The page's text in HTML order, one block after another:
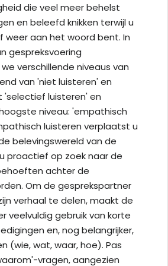
die veel meer behelst
en beleefd knikken terwijl u
weer aan het woord bent. In
gespreksvoering
verschillende niveaus van
van 'niet luisteren' en
'selectief luisteren' en
niveau: 'empathisch
luisteren verplaatst u
belevingswereld van de
proactief op zoek naar de
achter de
Om de gesprekspartner
verhaal te delen, maakt de
veelvuldig gebruik van korte
en, nog belangrijker,
(wie, wat, waar, hoe). Pas
vragen, aangezien